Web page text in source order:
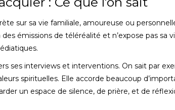
sur sa vie familiale, amoureuse ou
émissions de téléréalité et n’expose pas sa
ses interviews et interventions. On sait par
spirituelles. Elle accorde beaucoup
un espace de silence, de prière, et de